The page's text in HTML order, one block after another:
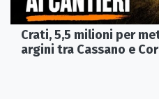
Crati, 5,5 milioni per
argini tra Cassano e